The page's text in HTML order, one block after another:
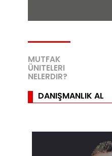
MUTFAK
ÜNITELERI
NELERDIR?
DANIŞMANLIK AL